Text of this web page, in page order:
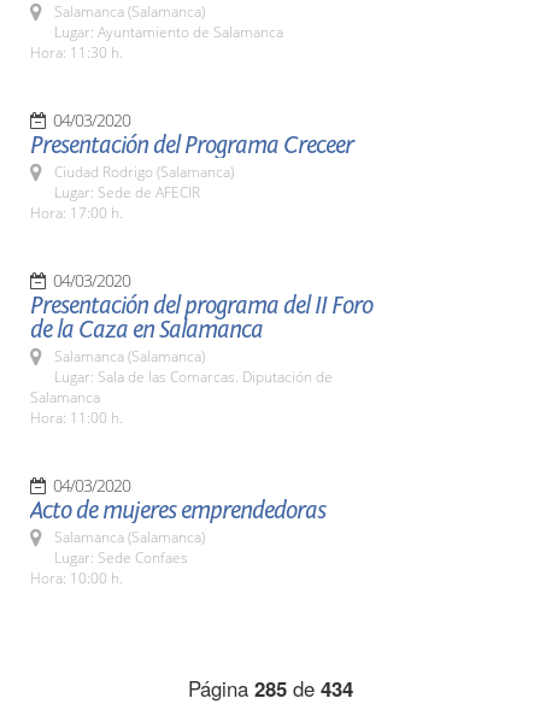
Salamanca (Salamanca)
Lugar: Ayuntamiento de Salamanca
Hora: 11:30 h.
04/03/2020
Presentación del Programa Creceer
Ciudad Rodrigo (Salamanca)
Lugar: Sede de AFECIR
Hora: 17:00 h.
04/03/2020
Presentación del programa del II Foro
de la Caza en Salamanca
Salamanca (Salamanca)
Lugar: Sala de las Comarcas. Diputación de
Salamanca
Hora: 11:00 h.
04/03/2020
Acto de mujeres emprendedoras
Salamanca (Salamanca)
Lugar: Sede Confaes
Hora: 10:00 h.
Página 285de 434